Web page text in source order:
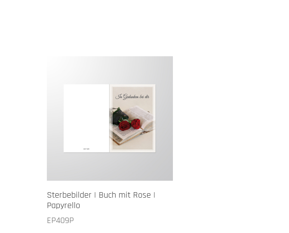
Sterbebilder | Buch mit Rose |
Papyrello
EP409P